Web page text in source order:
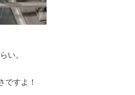
い。
ですよ！